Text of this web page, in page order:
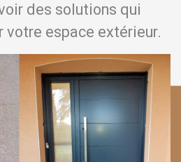
des solutions qui
votre espace extérieur.